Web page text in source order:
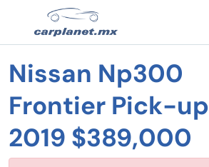
Nissan Np300
Frontier Pick-up
2019 $389,000